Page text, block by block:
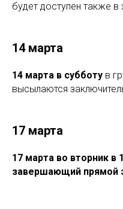
будет доступен также в
14 марта
14 марта в субботу в
высылаются
17 марта
17 марта во вторник в
завершающий прямой